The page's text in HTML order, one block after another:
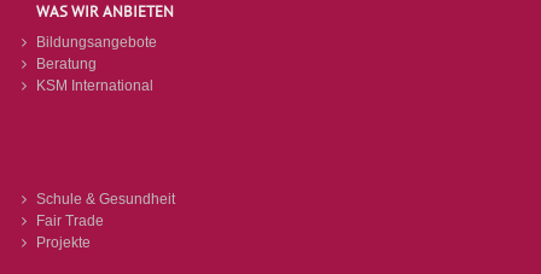
WAS WIR ANBIETEN
Bildungsangebote
Beratung
KSM International
Schule & Gesundheit
Fair Trade
Projekte